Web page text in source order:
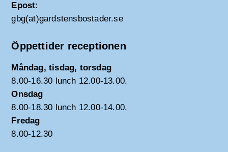
Epost:
gbg(at)gardstensbostader.se
Öppettider receptionen
Måndag, tisdag, torsdag
8.00-16.30 lunch 12.00-13.00.
Onsdag
8.00-18.30 lunch 12.00-14.00.
Fredag
8.00-12.30